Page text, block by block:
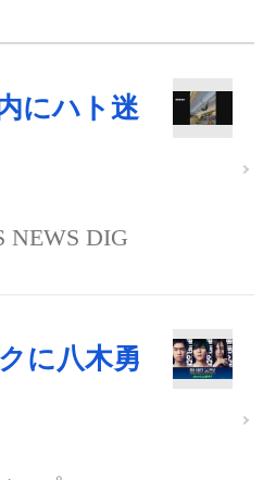
にハト迷
NEWS DIG
に八木勇